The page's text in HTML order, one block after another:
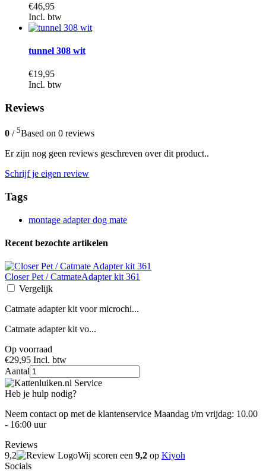
€46,95
Incl. btw
tunnel 308 wit
€19,95
Incl. btw
Reviews
0 / 5Based on 0 reviews
Er zijn nog geen reviews geschreven over dit product..
Schrijf je eigen review
Tags
montage adapter dog mate
Recent bezochte artikelen
Closer Pet / CatmateAdapter kit 361
Vergelijk
Catmate adapter kit voor microchi...
Catmate adapter kit vo...
Op voorraad
€29,95 Incl. btw
Aantal
Heb je hulp nodig?
Neem contact op met de klantenservice Maandag t/m vrijdag: 10.00
- 16:00 uur
Reviews
9,2
Wij scoren een 9,2 op Kiyoh
Socials